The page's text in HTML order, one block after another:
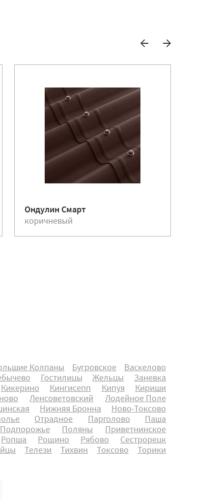
Ондулин Смарт
коричневый
Колпаны Бугровское
Васкелово
Гостилицы Жельцы
Заневка
Кикерино
Кингисепп Кипуя
Кириши
Ленсоветовский
Лодейное Поле
Нижняя Бронна
Ново-Токсово
Отрадное Парголово
Паша
Подпорожье
Поляны
Приветнинское
Ропша
Рощино Рябово
Сестрорецк
Телези Тихвин Токсово Торики